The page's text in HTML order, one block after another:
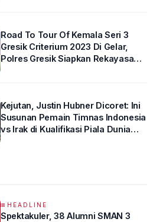
Road To Tour Of Kemala Seri 3
Gresik Criterium 2023 Di Gelar,
Polres Gresik Siapkan Rekayasa
Kejutan, Justin Hubner Dicoret: Ini
Susunan Pemain Timnas Indonesia
vs Irak di Kualifikasi Piala Dunia
HEADLINE
Spektakuler, 38 Alumni SMAN 3